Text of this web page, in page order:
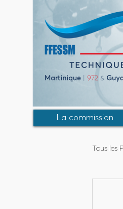
La commission
Tous les